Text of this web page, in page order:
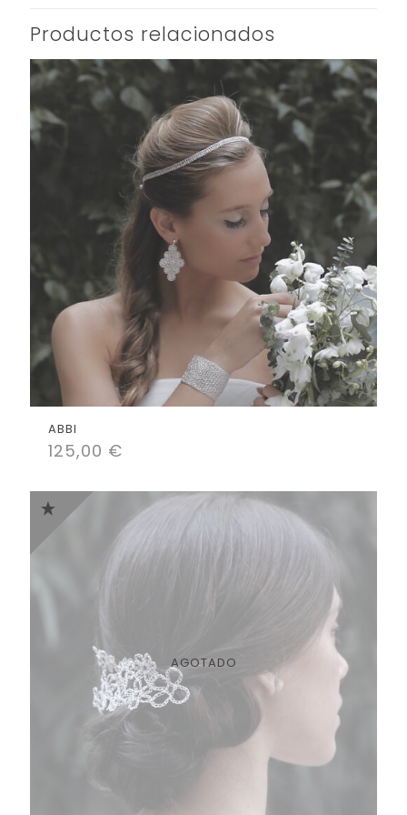
Productos relacionados
ABBI
125,00 €
AGOTADO